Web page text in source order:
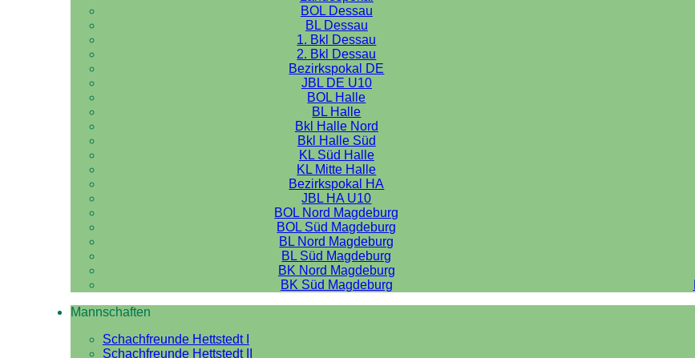
BOL Dessau
BL Dessau
1. Bkl Dessau
2. Bkl Dessau
Bezirkspokal DE
JBL DE U10
BOL Halle
BL Halle
Bkl Halle Nord
Bkl Halle Süd
KL Süd Halle
KL Mitte Halle
Bezirkspokal HA
JBL HA U10
BOL Nord Magdeburg
BOL Süd Magdeburg
BL Nord Magdeburg
BL Süd Magdeburg
BK Nord Magdeburg
BK Süd Magdeburg
Mannschaften
Schachfreunde Hettstedt I
Schachfreunde Hettstedt II